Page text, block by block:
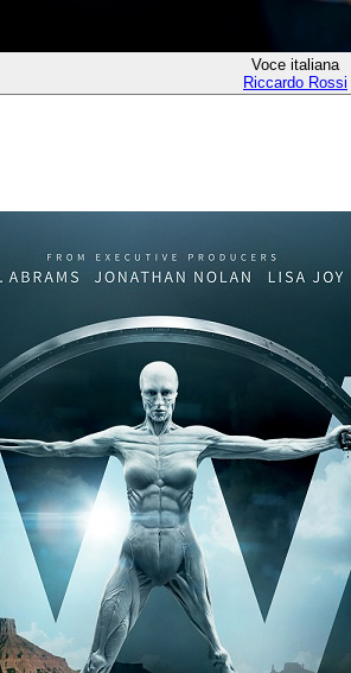
Voce italiana
Riccardo Rossi